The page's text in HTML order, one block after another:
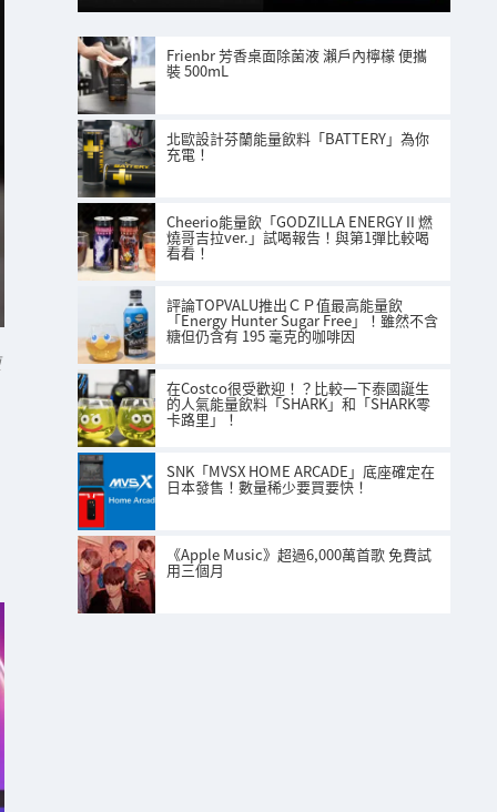
Frienbr 芳香桌面除菌液 瀨戶內檸檬 便攜
裝 500mL
北歐設計芬蘭能量飲料「BATTERY」為你
充電！
Cheerio能量飲「GODZILLA ENERGY II 燃
燒哥吉拉ver.」試喝報告！與第1彈比較喝
看看！
評論TOPVALU推出ＣＰ值最高能量飲
「Energy Hunter Sugar Free」！雖然不含
糖但仍含有 195 毫克的咖啡因
在Costco很受歡迎！？比較一下泰國誕生
的人氣能量飲料「SHARK」和「SHARK零
卡路里」！
SNK「MVSX HOME ARCADE」底座確定在
日本發售！數量稀少要買要快！
《Apple Music》超過6,000萬首歌 免費試
用三個月